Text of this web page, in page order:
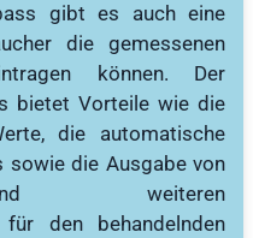
gibt es auch eine
die gemessenen
können. Der
bietet Vorteile wie die
die automatische
sowie die Ausgabe von
weiteren
für den behandelnden